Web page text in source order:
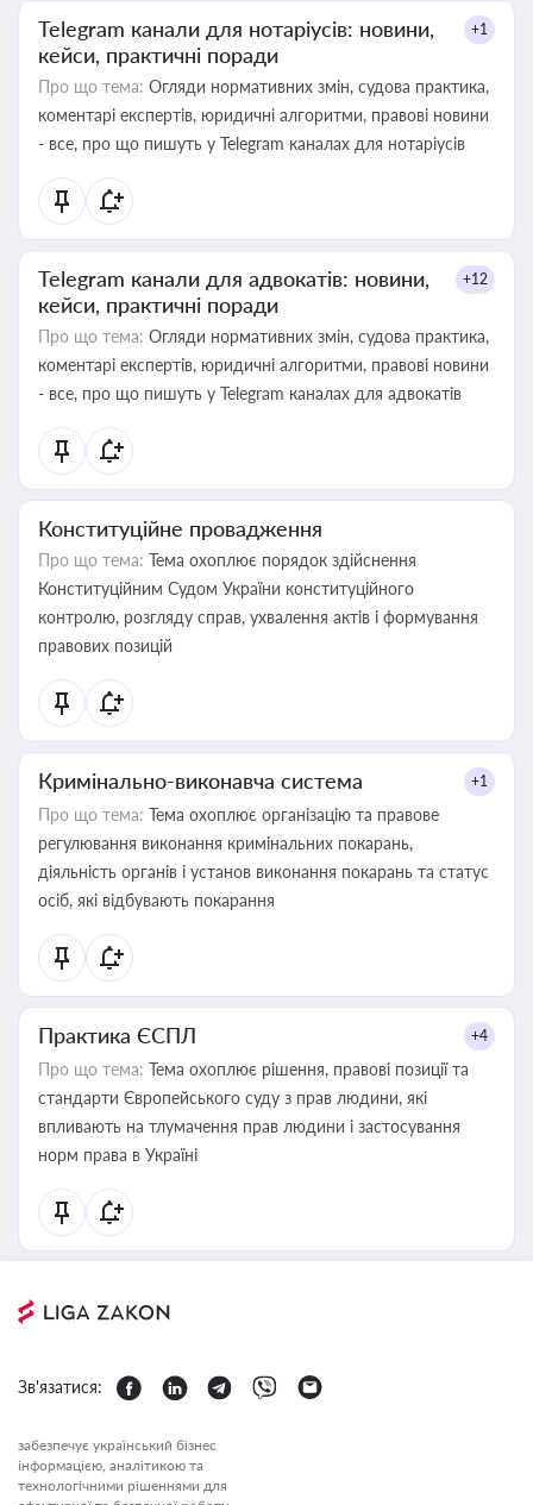
Telegram канали для нотаріусів: новини,
кейси, практичні поради
+1
Про що тема: Огляди нормативних змін, судова практика,
коментарі експертів, юридичні алгоритми, правові новини
- все, про що пишуть у Telegram каналах для нотаріусів
Telegram канали для адвокатів: новини,
кейси, практичні поради
+12
Про що тема: Огляди нормативних змін, судова практика,
коментарі експертів, юридичні алгоритми, правові новини
- все, про що пишуть у Telegram каналах для адвокатів
Конституційне провадження
Про що тема: Тема охоплює порядок здійснення
Конституційним Судом України конституційного
контролю, розгляду справ, ухвалення актів і формування
правових позицій
Кримінально-виконавча система +1
Про що тема: Тема охоплює організацію та правове
регулювання виконання кримінальних покарань,
діяльність органів і установ виконання покарань та статус
осіб, які відбувають покарання
Практика ЄСПЛ +4
Про що тема: Тема охоплює рішення, правові позиції та
стандарти Європейського суду з прав людини, які
впливають на тлумачення прав людини і застосування
норм права в Україні
Зв'язатися:
забезпечує український бізнес
інформацією, аналітикою та
технологічними рішеннями для